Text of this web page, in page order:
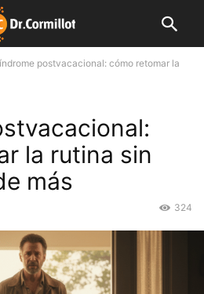
postvacacional: cómo retomar la
la rutina sin
más
324